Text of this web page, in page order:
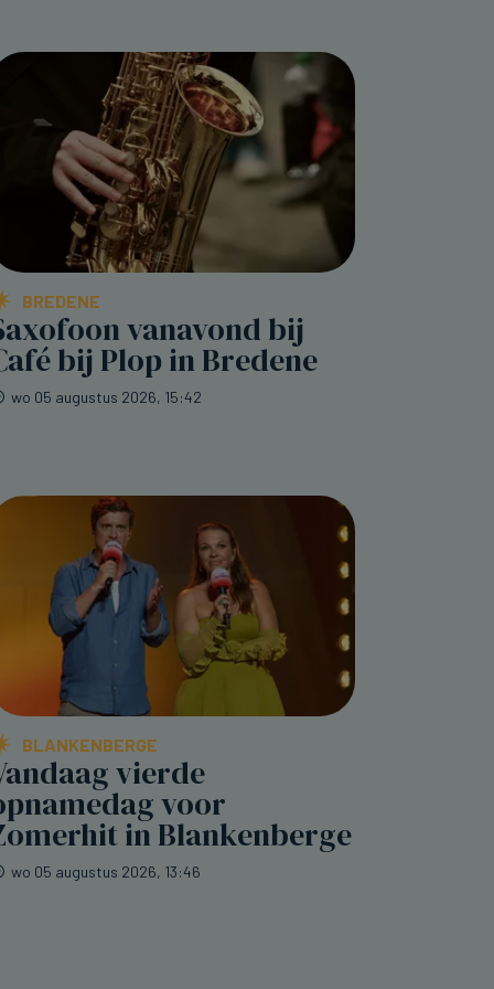
BREDENE
vanavond bij
bij Plop in Bredene
wo 05 augustus 2026, 15:42
BLANKENBERGE
vierde
voor
in Blankenberge
wo 05 augustus 2026, 13:46